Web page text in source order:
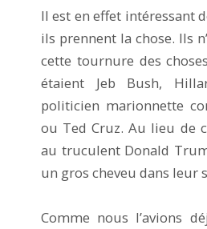
Il est en effet intéressant
ils prennent la chose. Ils
cette tournure des
étaient Jeb Bush,
politicien marionnette
ou Ted Cruz. Au lieu de
au truculent Donald
un gros cheveu dans leur
Comme nous l’avions